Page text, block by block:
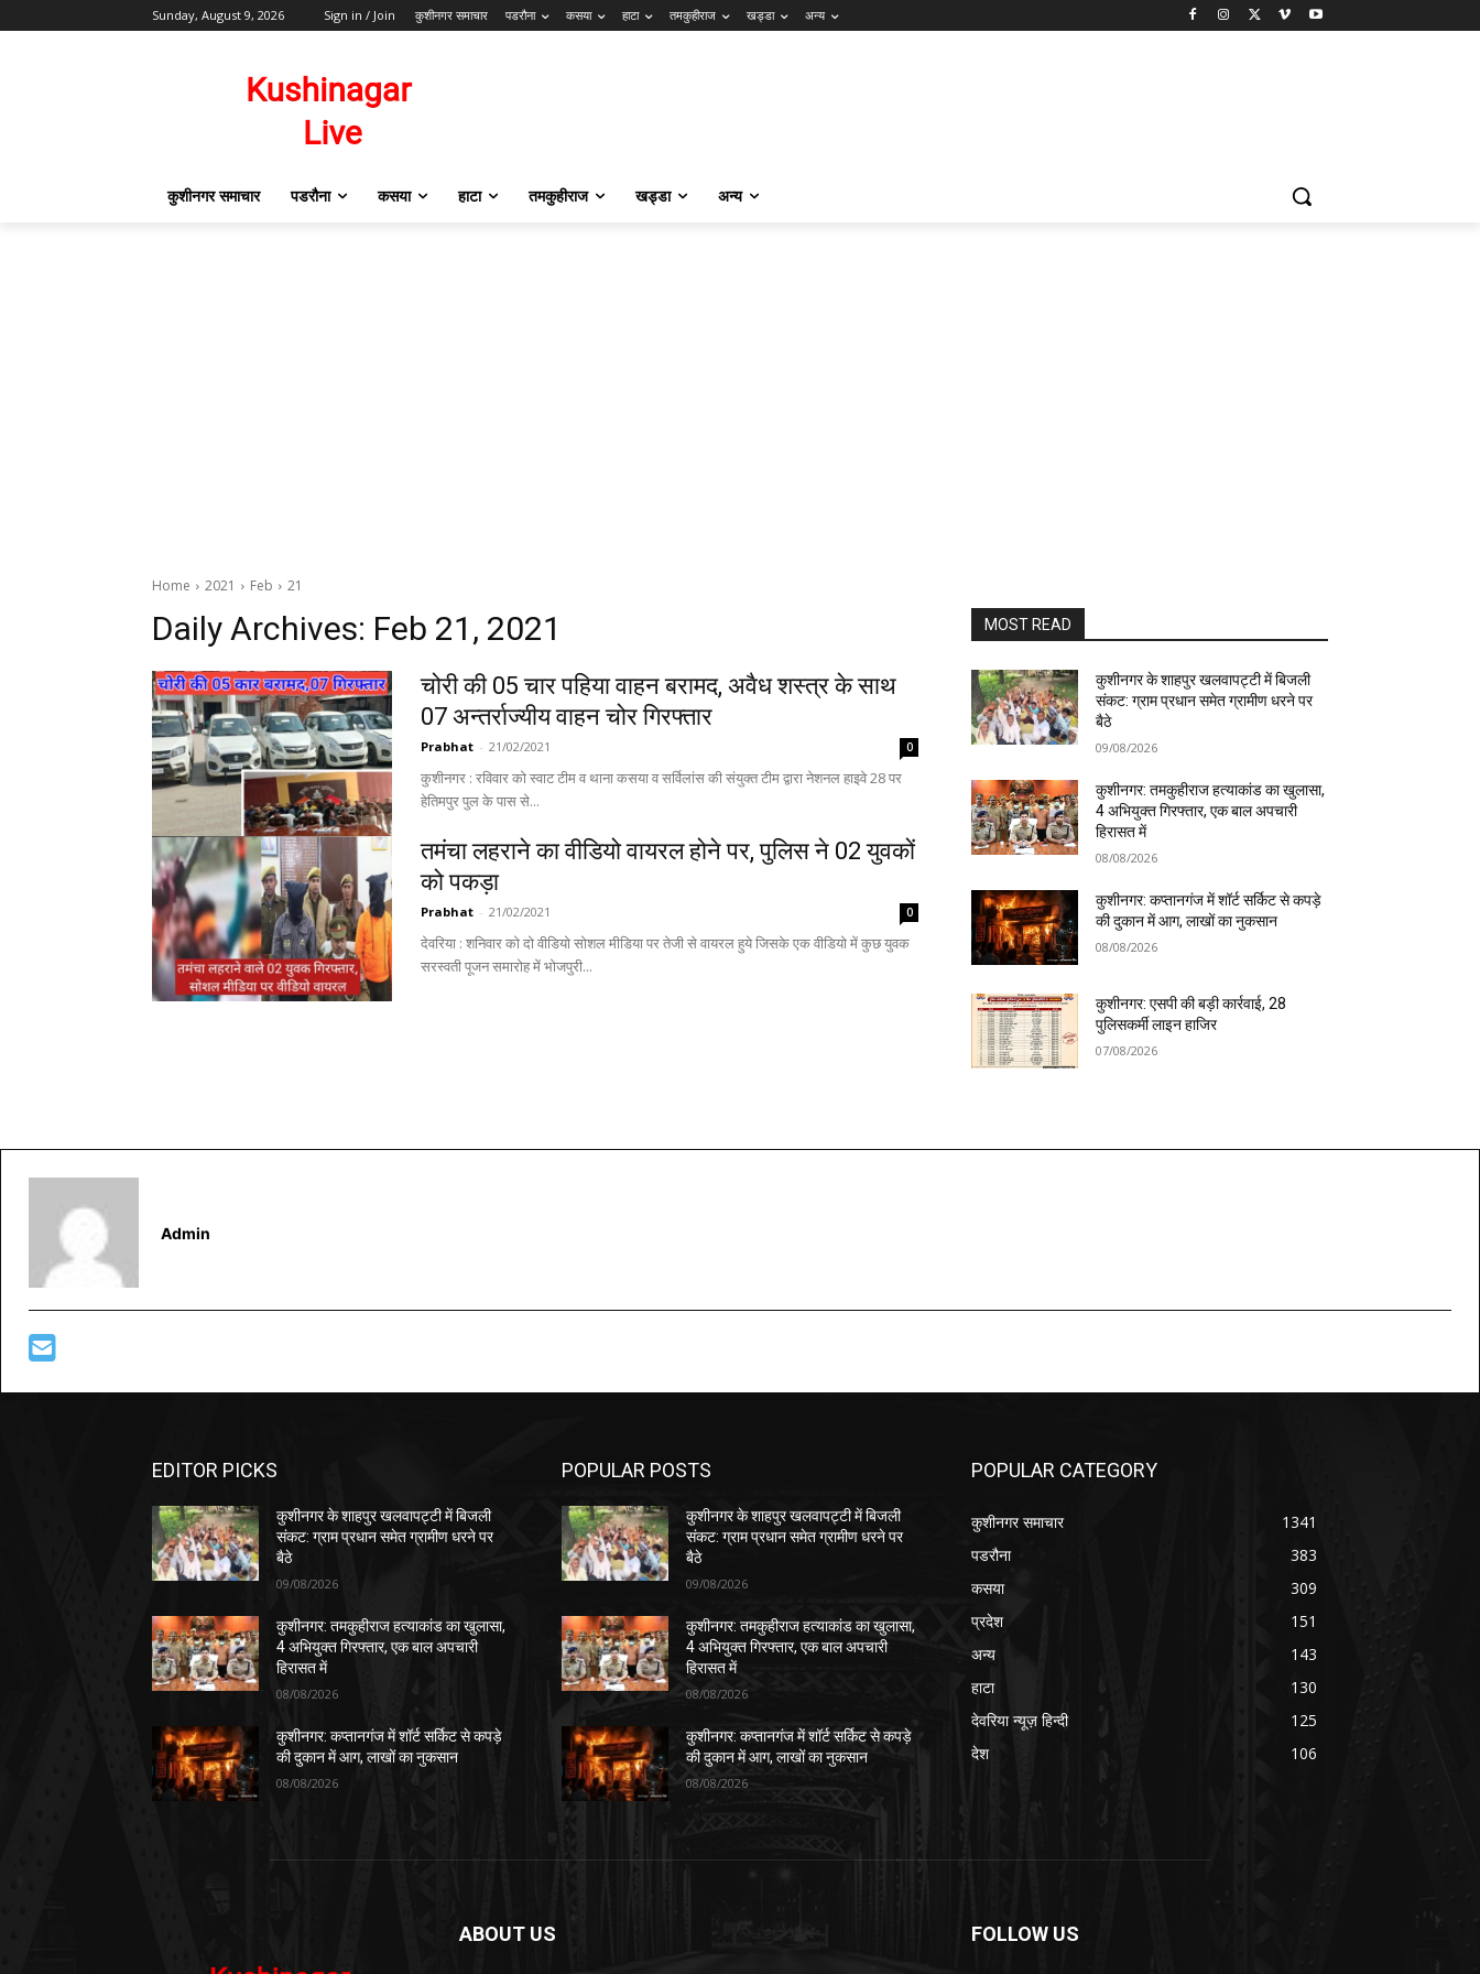
Sunday, August 9, 2026 Sign in / Join कुशीनगर समाचार पडरौना कसया हाटा तमकुहीराज खड्डा अन्य
कुशीनगर समाचार पडरौना कसया हाटा तमकुहीराज खड्डा अन्य
Home 2021 Feb 21
Daily Archives: Feb 21, 2021
चोरी की 05 चार पहिया वाहन बरामद, अवैध शस्त्र के साथ
07 अन्तर्राज्यीय वाहन चोर गिरफ्तार
Prabhat - 21/02/2021 0
कुशीनगर : रविवार को स्वाट टीम व थाना कसया व सर्विलांस की संयुक्त टीम द्वारा नेशनल हाइवे 28 पर
हेतिमपुर पुल के पास से...
तमंचा लहराने का वीडियो वायरल होने पर, पुलिस ने 02 युवकों
को पकड़ा
Prabhat - 21/02/2021 0
देवरिया : शनिवार को दो वीडियो सोशल मीडिया पर तेजी से वायरल हुये जिसके एक वीडियो में कुछ युवक
सरस्वती पूजन समारोह में भोजपुरी...
MOST READ
कुशीनगर के शाहपुर खलवापट्टी में बिजली
संकट: ग्राम प्रधान समेत ग्रामीण धरने पर
बैठे
09/08/2026
कुशीनगर: तमकुहीराज हत्याकांड का खुलासा,
4 अभियुक्त गिरफ्तार, एक बाल अपचारी
हिरासत में
08/08/2026
कुशीनगर: कप्तानगंज में शॉर्ट सर्किट से कपड़े
की दुकान में आग, लाखों का नुकसान
08/08/2026
कुशीनगर: एसपी की बड़ी कार्रवाई, 28
पुलिसकर्मी लाइन हाजिर
07/08/2026
Admin
EDITOR PICKS
कुशीनगर के शाहपुर खलवापट्टी में बिजली
संकट: ग्राम प्रधान समेत ग्रामीण धरने पर
बैठे
09/08/2026
कुशीनगर: तमकुहीराज हत्याकांड का खुलासा,
4 अभियुक्त गिरफ्तार, एक बाल अपचारी
हिरासत में
08/08/2026
कुशीनगर: कप्तानगंज में शॉर्ट सर्किट से कपड़े
की दुकान में आग, लाखों का नुकसान
08/08/2026
POPULAR POSTS
कुशीनगर के शाहपुर खलवापट्टी में बिजली
संकट: ग्राम प्रधान समेत ग्रामीण धरने पर
बैठे
09/08/2026
कुशीनगर: तमकुहीराज हत्याकांड का खुलासा,
4 अभियुक्त गिरफ्तार, एक बाल अपचारी
हिरासत में
08/08/2026
कुशीनगर: कप्तानगंज में शॉर्ट सर्किट से कपड़े
की दुकान में आग, लाखों का नुकसान
08/08/2026
POPULAR CATEGORY
कुशीनगर समाचार
1341
पडरौना
383
कसया
309
प्रदेश
151
अन्य
143
हाटा
130
देवरिया न्यूज़ हिन्दी
125
देश
106
ABOUT US FOLLOW US